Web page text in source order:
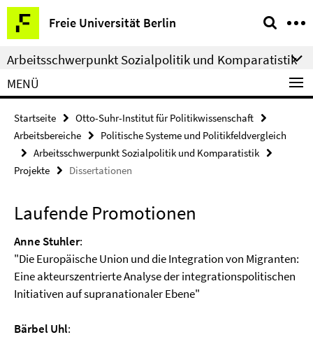
Springe
direkt
zu
Inhalt
Freie Universität Berlin
Service-
Navigation
Arbeitsschwerpunkt Sozialpolitik und Komparatistik
MENÜ
Startseite
Otto-Suhr-Institut für Politikwissenschaft
Arbeitsbereiche
Politische Systeme und Politikfeldvergleich
Arbeitsschwerpunkt Sozialpolitik und Komparatistik
Projekte
Dissertationen
Laufende Promotionen
Anne Stuhler:
"Die Europäische Union und die Integration von Migranten:
Eine akteurszentrierte Analyse der integrationspolitischen
Initiativen auf supranationaler Ebene"
Bärbel Uhl: